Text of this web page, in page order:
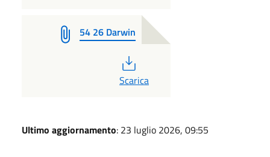
54 26 Darwin
PDF
Scarica
Ultimo aggiornamento: 23 luglio 2026, 09:55